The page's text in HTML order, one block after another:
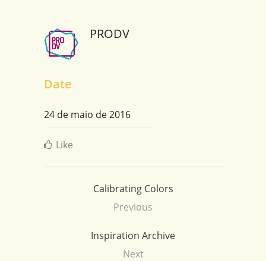
PRODV
Date
24 de maio de 2016
Like
Calibrating Colors
Previous
Inspiration Archive
Next